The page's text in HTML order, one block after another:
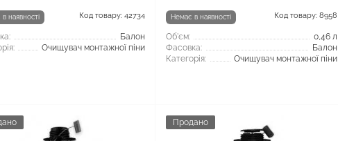
наявності Код товару: 42734
Балон
Очищувач монтажної піни
Немає в наявності Код товару: 8958
Об'єм:
0,46 л
Фасовка:
Балон
Категорія:
Очищувач монтажної піни
Продано